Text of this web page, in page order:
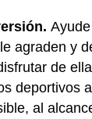
agraden y
de
deportivos
al